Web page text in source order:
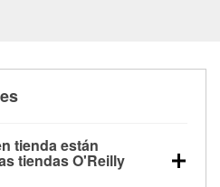
tienda están
tiendas O'Reilly